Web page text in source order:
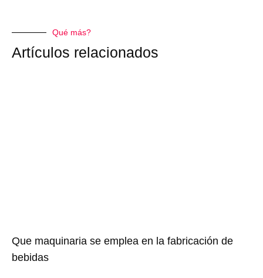
Qué más?
Artículos relacionados
Que maquinaria se emplea en la fabricación de
bebidas